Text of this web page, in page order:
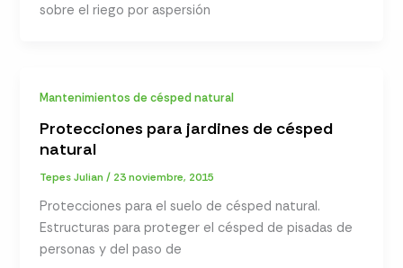
sobre el riego por aspersión
Mantenimientos de césped natural
Protecciones para jardines de césped
natural
Tepes Julian/ 23 noviembre, 2015
Protecciones para el suelo de césped natural.
Estructuras para proteger el césped de pisadas de
personas y del paso de